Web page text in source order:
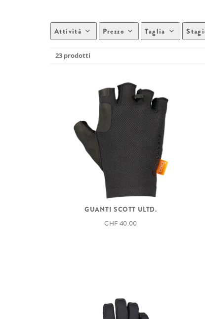
Attività Prezzo Taglia
23 prodotti
GUANTI SCOTT ULTD.
CHF 40.00